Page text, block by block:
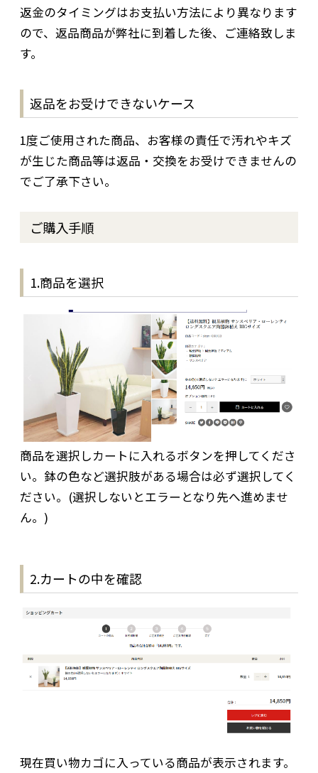
返金のタイミングはお支払い方法により異なります
ので、返品商品が弊社に到着した後、ご連絡致しま
す。
返品をお受けできないケース
1度ご使用された商品、お客様の責任で汚れやキズ
が生じた商品等は返品・交換をお受けできませんの
でご了承下さい。
ご購入手順
1.商品を選択
商品を選択しカートに入れるボタンを押してくださ
い。鉢の色など選択肢がある場合は必ず選択してく
ださい。(選択しないとエラーとなり先へ進めませ
ん。)
2.カートの中を確認
現在買い物カゴに入っている商品が表示されます。